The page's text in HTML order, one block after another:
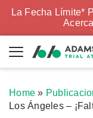
La Fecha Límite*
Home »
Los Ángeles –